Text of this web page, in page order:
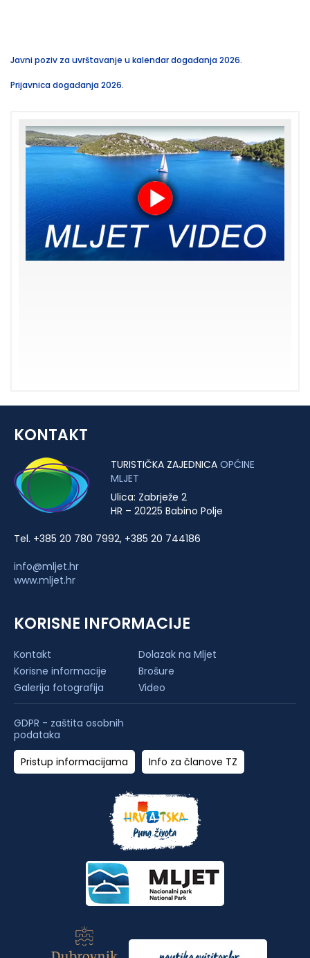
Javni poziv za uvrštavanje u kalendar događanja 2026.
Prijavnica događanja 2026.
KONTAKT
TURISTIČKA ZAJEDNICA OPĆINE
MLJET
Ulica: Zabrježe 2
HR – 20225 Babino Polje
Tel. +385 20 780 7992, +385 20 744186
info@mljet.hr
www.mljet.hr
KORISNE INFORMACIJE
Kontakt
Dolazak na Mljet
Korisne informacije
Brošure
Galerija fotografija
Video
GDPR - zaštita osobnih
podataka
Pristup informacijama
Info za članove TZ